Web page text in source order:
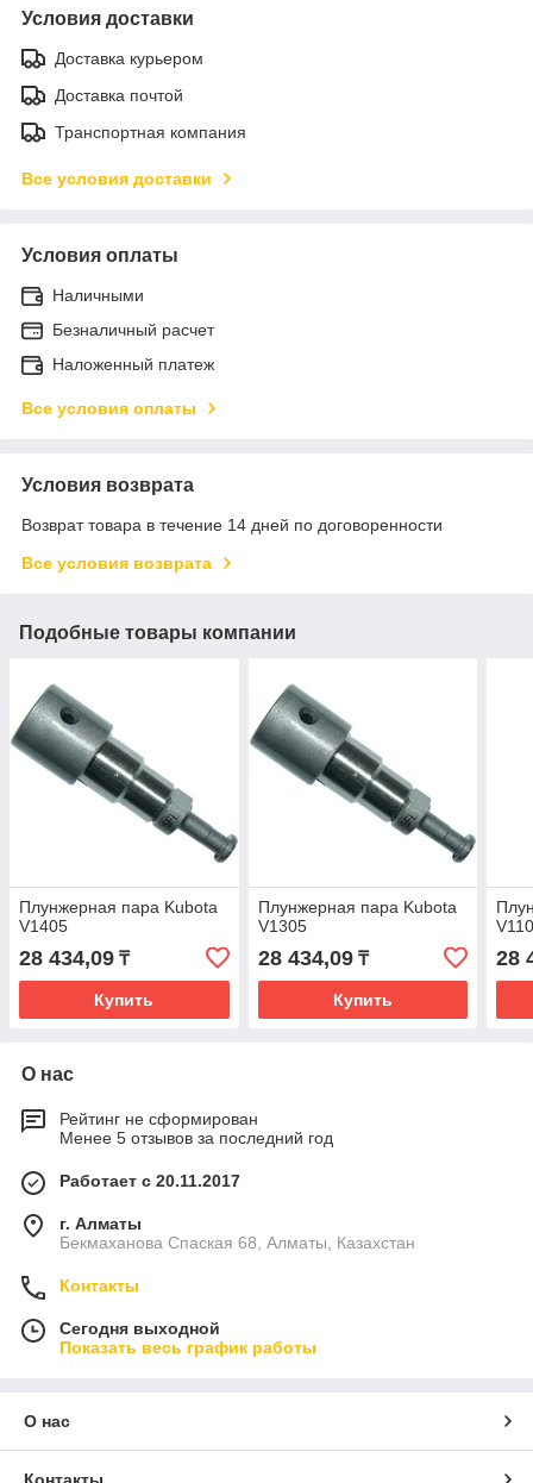
Условия доставки
Доставка курьером
Доставка почтой
Транспортная компания
Все условия доставки
Условия оплаты
Наличными
Безналичный расчет
Наложенный платеж
Все условия оплаты
Условия возврата
Возврат товара в течение 14 дней по договоренности
Все условия возврата
Подобные товары компании
Плунжерная пара Kubota
V1405
28 434,09 ₸
Купить
Плунжерная пара Kubota
V1305
28 434,09₸
Купить
28
О нас
Рейтинг не сформирован
Менее 5 отзывов за последний год
Работает с 20.11.2017
г. Алматы
Бекмаханова Спаская 68, Алматы, Казахстан
Контакты
Сегодня выходной
Показать весь график работы
О нас